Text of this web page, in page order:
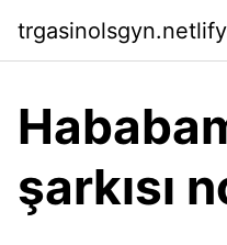
şarkısı